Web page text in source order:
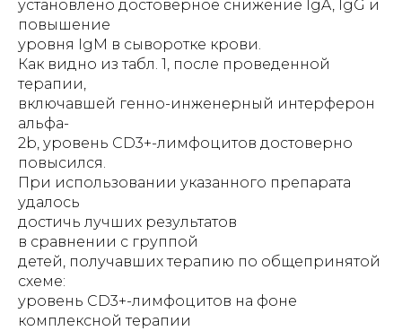
установлено достоверное снижение IgA, IgG и
повышение
уровня IgM в сыворотке крови.
Как видно из табл. 1, после проведенной
терапии,
включавшей генно-инженерный интерферон
альфа-
2b, уровень CD3+-лимфоцитов достоверно
повысился.
При использовании указанного препарата
удалось
достичь лучших результатов
в сравнении с группой
детей, получавших терапию по общепринятой
схеме:
уровень СD3+-лимфоцитов на фоне
комплексной терапии